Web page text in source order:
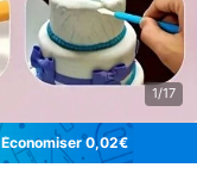
1/17
Économiser 0,02€